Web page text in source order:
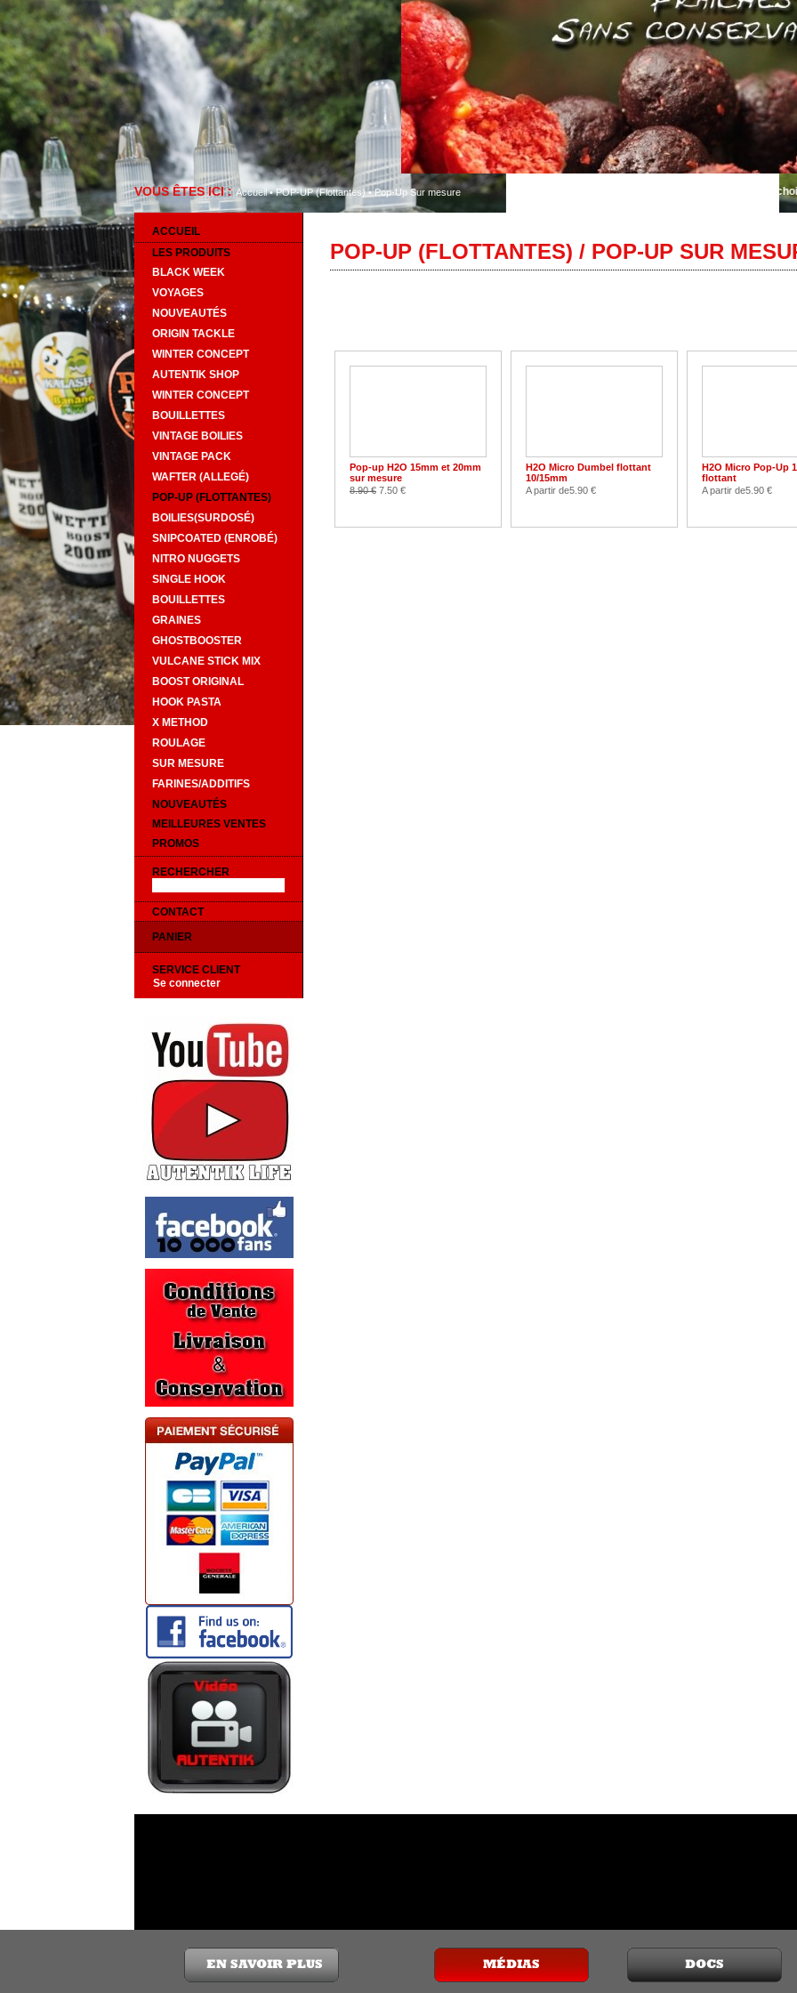
VOUS ÊTES ICI :Accueil•POP-UP (Flottantes)•Pop-Up Sur mesure Bienvenue sur Autentik Sniper... le plus grand choix de
ACCUEIL
LES PRODUITS
BLACK WEEK
VOYAGES
NOUVEAUTÉS
ORIGIN TACKLE
WINTER CONCEPT
AUTENTIK SHOP
WINTER CONCEPT
BOUILLETTES
VINTAGE BOILIES
VINTAGE PACK
WAFTER (ALLEGÉ)
POP-UP (FLOTTANTES)
BOILIES(SURDOSÉ)
SNIPCOATED (ENROBÉ)
NITRO NUGGETS
SINGLE HOOK
BOUILLETTES
GRAINES
GHOSTBOOSTER
VULCANE STICK MIX
BOOST ORIGINAL
HOOK PASTA
X METHOD
ROULAGE
SUR MESURE
FARINES/ADDITIFS
NOUVEAUTÉS
MEILLEURES VENTES
PROMOS
RECHERCHER
CONTACT
PANIER
SERVICE CLIENT
Se connecter
POP-UP (FLOTTANTES) / POP-UP SUR
Pop-up H2O 15mm et 20mm
sur mesure
8.90 € 7.50 €
H2O Micro Dumbel flottant
10/15mm
A partir de5.90 €
H2O Micro Pop-Up
flottant
A partir de5.90 €